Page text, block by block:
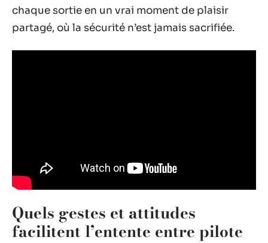
chaque sortie en un vrai moment de plaisir
partagé, où la sécurité n’est jamais sacrifiée.
Quels gestes et attitudes
facilitent l’entente entre pilote